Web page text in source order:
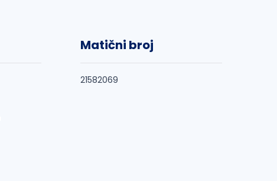
Matični broj
21582069